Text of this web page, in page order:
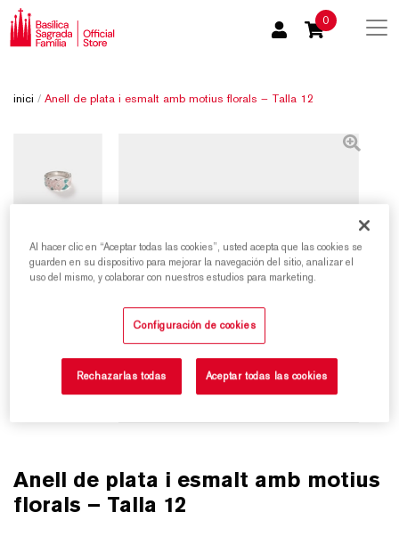
0
inici / Anell de plata i esmalt amb motius florals – Talla 12
Anell de plata i esmalt amb motius
florals – Talla 12
Al hacer clic en “Aceptar todas las cookies”, usted acepta que las cookies se
guarden en su dispositivo para mejorar la navegación del sitio, analizar el
uso del mismo, y colaborar con nuestros estudios para marketing.
Configuración de cookies
Rechazarlas todas Aceptar todas las cookies